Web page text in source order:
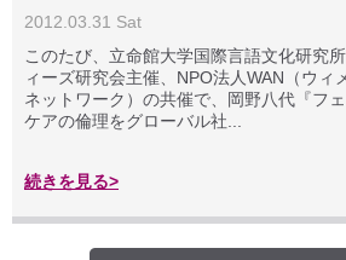
2012.03.31 Sat
このたび、立命館大学国際言語文化研究
ィーズ研究会主催、NPO法人WAN（ウィ
ネットワーク）の共催で、岡野八代『フ
ケアの倫理をグローバル社...
続きを見る>